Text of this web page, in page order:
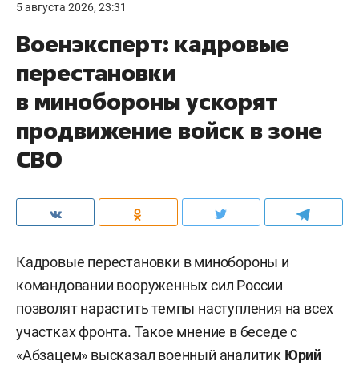
5 августа 2026, 23:31
Военэксперт: кадровые
перестановки
в минобороны ускорят
продвижение войск в зоне
СВО
Кадровые перестановки в минобороны и
командовании вооруженных сил России
позволят нарастить темпы наступления на всех
участках фронта. Такое мнение в беседе с
«Абзацем» высказал военный аналитик Юрий